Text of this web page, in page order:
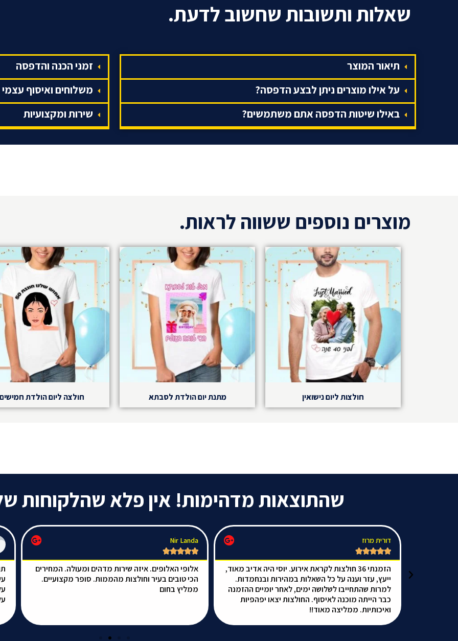
חולצות יום הולדת מהיום להיום
הכל כבר מוכן.. יש בלונים,
הדפסה עוד באותו היום על
שאלות ותשובות שחשוב לדעת.
תיאור המוצר
על אילו מוצרים ניתן לבצע הדפסה?
באילו שיטות הדפסה אתם משתמשים?
זמני הכנה והדפסה
משלוחים ואיסוף עצמי
שירות ומקצועיות
מוצרים נוספים ששווה לראות.
חולצות ליום נישואין מתנת יום הולדת לסבתא חולצה ליום הולדת חמישים
שהתוצאות מדהימות! אין פלא שהלקוחות
דורית מרוז





הזמנתי 36 חולצות לקראת אירוע. יוסי היה אדיב מאוד,
ייעץ, עזר וענה על כל השאלות במהירות ובנחמדות.
למרות שהתחייבו לשלושה ימים, לאחר יומיים ההזמנה
כבר הייתה מוכנה לאיסוף. החולצות יצאו יפהפיות
ואיכותיות. ממליצה מאוד!!
Nir Landa





אלופי האלופים. איזה שירות מדהים ומעולה. המחירים
הכי טובים בעיר וחולצות מהממות. סופר מקצועיים.
ממליץ בחום